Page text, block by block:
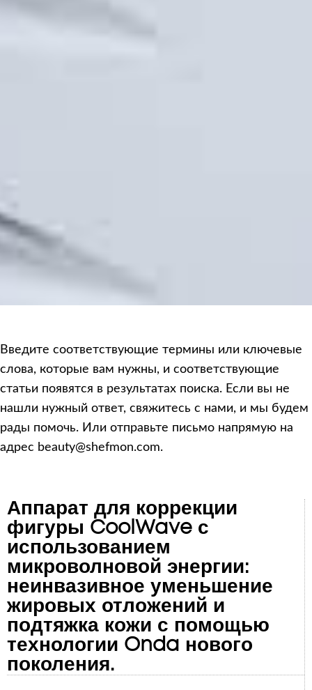
Введите соответствующие термины или ключевые
слова, которые вам нужны, и соответствующие
статьи появятся в результатах поиска. Если вы не
нашли нужный ответ, свяжитесь с нами, и мы будем
рады помочь. Или отправьте письмо напрямую на
адрес beauty@shefmon.com.
Аппарат для коррекции
фигуры CoolWave с
использованием
микроволновой энергии:
неинвазивное уменьшение
жировых отложений и
подтяжка кожи с помощью
технологии Onda нового
поколения.